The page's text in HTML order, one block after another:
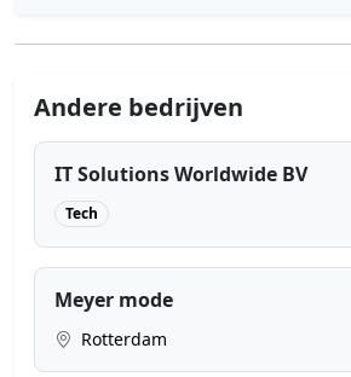
Andere bedrijven
IT Solutions Worldwide BV
Tech
Meyer mode
Rotterdam